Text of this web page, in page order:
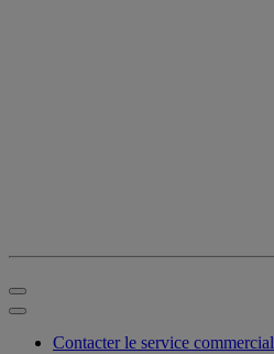
Contacter le service commercial